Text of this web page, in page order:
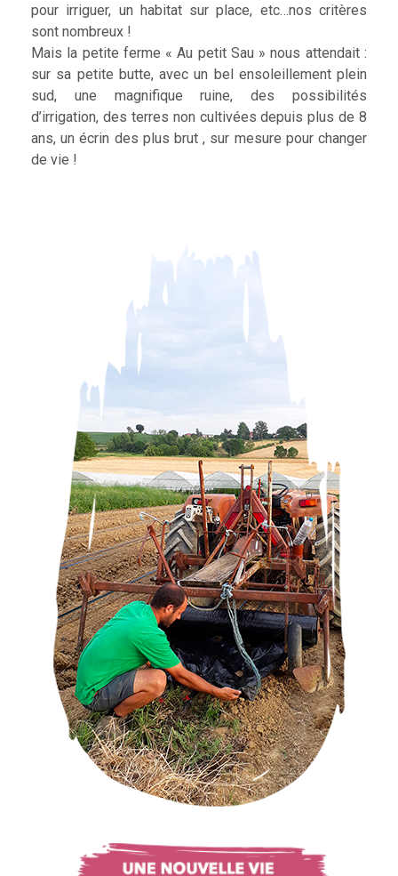
pour irriguer, un habitat sur place, etc…nos critères
sont nombreux !
Mais la petite ferme « Au petit Sau » nous attendait :
sur sa petite butte, avec un bel ensoleillement plein
sud, une magnifique ruine, des possibilités
d’irrigation, des terres non cultivées depuis plus de 8
ans, un écrin des plus brut , sur mesure pour changer
de vie !